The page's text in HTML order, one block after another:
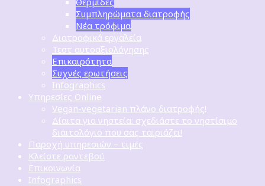
Συμπληρώματα διατροφής
Νέα τρόφιμα
Διατροφικά εργαλεία
Τεστ αυτοαξιολόγησης
Επικαιρότητα
Συχνές ερωτήσεις
Infographics
Υπηρεσίες Online
Vegan-vegetarian πλάνο διατροφής!
Δίαιτα για νηστεία: σχεδιάστε το νηστίσιμο
διαιτολόγιο που σας ταιριάζει!
Παροχή υπηρεσιών – τιμές
Κλείστε ραντεβού
Επικοινωνία
Infographics